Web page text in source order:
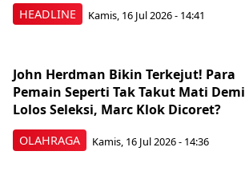
HEADLINE Kamis, 16 Jul 2026 - 14:41
OLAHRAGA
John Herdman Bikin Terkejut! Para
Pemain Seperti Tak Takut Mati Demi
Lolos Seleksi, Marc Klok Dicoret?
Kamis, 16 Jul 2026 - 14:36